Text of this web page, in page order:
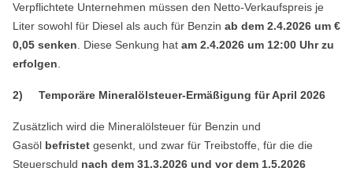
Verpflichtete Unternehmen müssen den Netto-Verkaufspreis je
Liter sowohl für Diesel als auch für Benzin ab dem 2.4.2026 um €
0,05 senken. Diese Senkung hat am 2.4.2026 um 12:00 Uhr zu
erfolgen.
2) Temporäre Mineralölsteuer-Ermäßigung für April 2026
Zusätzlich wird die Mineralölsteuer für Benzin und
Gasöl befristet gesenkt, und zwar für Treibstoffe, für die die
Steuerschuld nach dem 31.3.2026 und vor dem 1.5.2026